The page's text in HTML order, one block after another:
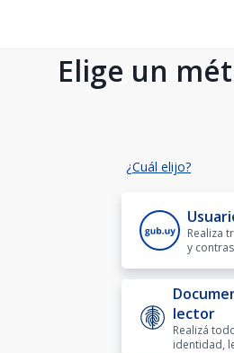
Elige un
¿Cuál elijo?
Realiza
y
lector
Realizá
identidad,